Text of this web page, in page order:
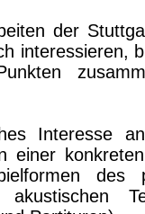
der
interessieren,
Interesse
einer
des
akustischen